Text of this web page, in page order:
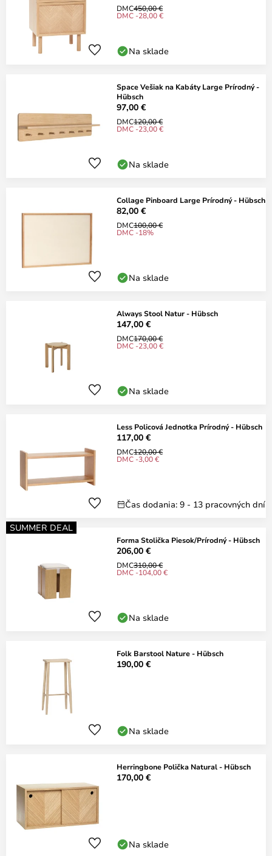
DMC450,00 €
DMC -28,00 €
Na sklade
Space Vešiak na Kabáty Large Prírodný -
Hübsch
97,00 €
DMC120,00 €
DMC -23,00 €
Na sklade
Collage Pinboard Large Prírodný - Hübsch
82,00 €
DMC100,00 €
DMC -18%
Na sklade
Always Stool Natur - Hübsch
147,00 €
DMC170,00 €
DMC -23,00 €
Na sklade
Less Policová Jednotka Prírodný - Hübsch
117,00 €
DMC120,00 €
DMC -3,00 €
Čas dodania: 9 - 13 pracovných dní
SUMMER DEAL
Forma Stolička Piesok/Prírodný - Hübsch
206,00 €
DMC310,00 €
DMC -104,00 €
Na sklade
Folk Barstool Nature - Hübsch
190,00 €
Na sklade
Herringbone Polička Natural - Hübsch
170,00 €
Na sklade